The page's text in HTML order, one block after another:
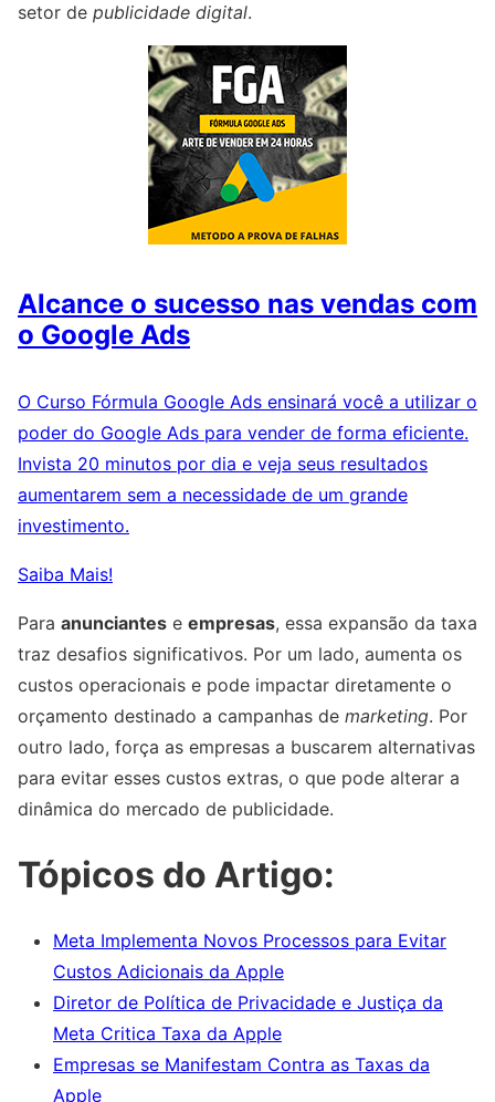
setor de publicidade digital.
Alcance o sucesso nas vendas com
o Google Ads
O Curso Fórmula Google Ads ensinará você a utilizar o
poder do Google Ads para vender de forma eficiente.
Invista 20 minutos por dia e veja seus resultados
aumentarem sem a necessidade de um grande
investimento.
Saiba Mais!
Para anunciantes e empresas, essa expansão da taxa
traz desafios significativos. Por um lado, aumenta os
custos operacionais e pode impactar diretamente o
orçamento destinado a campanhas de marketing. Por
outro lado, força as empresas a buscarem alternativas
para evitar esses custos extras, o que pode alterar a
dinâmica do mercado de publicidade.
Tópicos do Artigo:
Meta Implementa Novos Processos para Evitar
Custos Adicionais da Apple
Diretor de Política de Privacidade e Justiça da
Meta Critica Taxa da Apple
Empresas se Manifestam Contra as Taxas da
Apple